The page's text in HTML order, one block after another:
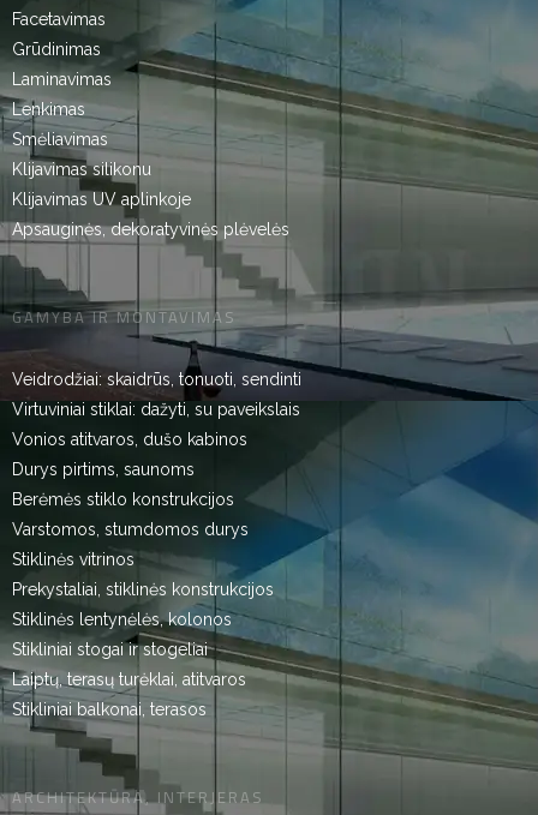
Facetavimas
Grūdinimas
Laminavimas
Lenkimas
Smėliavimas
Klijavimas silikonu
Klijavimas UV aplinkoje
Apsauginės, dekoratyvinės plėvelės
GAMYBA IR MONTAVIMAS
Veidrodžiai: skaidrūs, tonuoti, sendinti
Virtuviniai stiklai: dažyti, su paveikslais
Vonios atitvaros, dušo kabinos
Durys pirtims, saunoms
Berėmės stiklo konstrukcijos
Varstomos, stumdomos durys
Stiklinės vitrinos
Prekystaliai, stiklinės konstrukcijos
Stiklinės lentynėlės, kolonos
Stikliniai stogai ir stogeliai
Laiptų, terasų turėklai, atitvaros
Stikliniai balkonai, terasos
ARCHITEKTŪRA, INTERJERAS